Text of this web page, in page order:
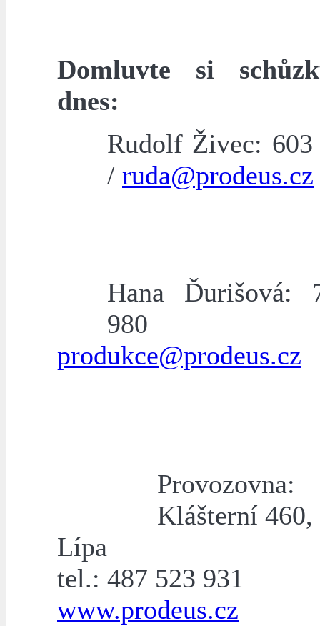
Domluvte si
dnes:
Rudolf Živec: 603
/ ruda@prodeus.cz
Hana Ďurišová:
produkce@prodeus.cz
Provozovna:
Klášterní 460,
Lípa
tel.: 487 523 931
www.prodeus.cz